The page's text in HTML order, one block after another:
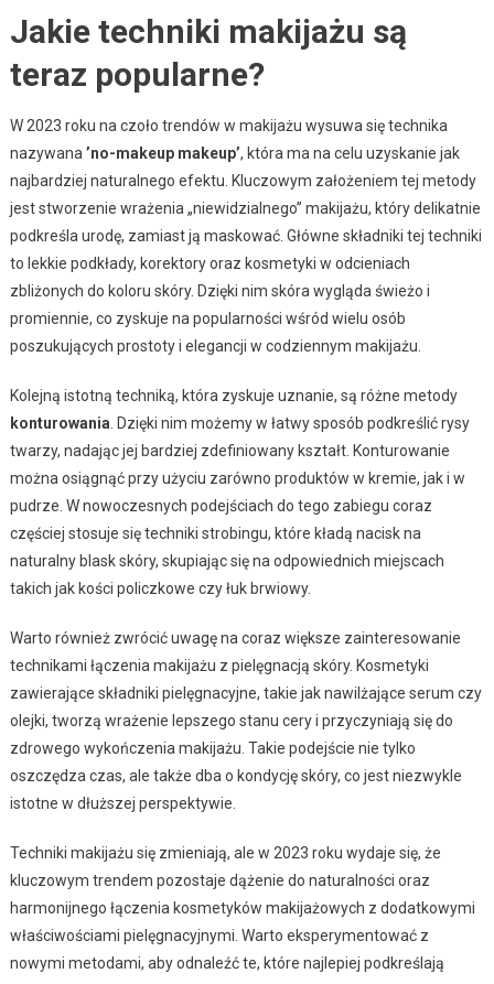
Jakie techniki makijażu są
teraz popularne?
W 2023 roku na czoło trendów w makijażu wysuwa się technika
nazywana ’no-makeup makeup’, która ma na celu uzyskanie jak
najbardziej naturalnego efektu. Kluczowym założeniem tej metody
jest stworzenie wrażenia „niewidzialnego” makijażu, który delikatnie
podkreśla urodę, zamiast ją maskować. Główne składniki tej techniki
to lekkie podkłady, korektory oraz kosmetyki w odcieniach
zbliżonych do koloru skóry. Dzięki nim skóra wygląda świeżo i
promiennie, co zyskuje na popularności wśród wielu osób
poszukujących prostoty i elegancji w codziennym makijażu.
Kolejną istotną techniką, która zyskuje uznanie, są różne metody
konturowania . Dzięki nim możemy w łatwy sposób podkreślić rysy
twarzy, nadając jej bardziej zdefiniowany kształt. Konturowanie
można osiągnąć przy użyciu zarówno produktów w kremie, jak i w
pudrze. W nowoczesnych podejściach do tego zabiegu coraz
częściej stosuje się techniki strobingu, które kładą nacisk na
naturalny blask skóry, skupiając się na odpowiednich miejscach
takich jak kości policzkowe czy łuk brwiowy.
Warto również zwrócić uwagę na coraz większe zainteresowanie
technikami łączenia makijażu z pielęgnacją skóry. Kosmetyki
zawierające składniki pielęgnacyjne, takie jak nawilżające serum czy
olejki, tworzą wrażenie lepszego stanu cery i przyczyniają się do
zdrowego wykończenia makijażu. Takie podejście nie tylko
oszczędza czas, ale także dba o kondycję skóry, co jest niezwykle
istotne w dłuższej perspektywie.
Techniki makijażu się zmieniają, ale w 2023 roku wydaje się, że
kluczowym trendem pozostaje dążenie do naturalności oraz
harmonijnego łączenia kosmetyków makijażowych z dodatkowymi
właściwościami pielęgnacyjnymi. Warto eksperymentować z
nowymi metodami, aby odnaleźć te, które najlepiej podkreślają